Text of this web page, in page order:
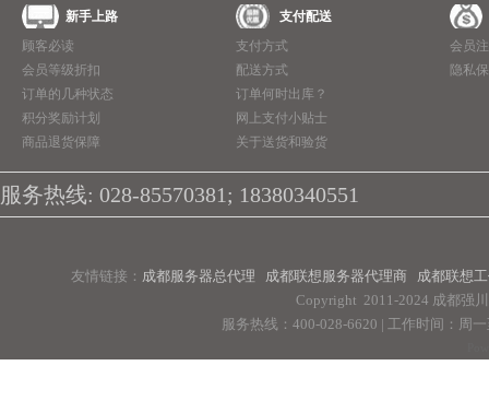
新手上路
顾客必读
会员等级折扣
订单的几种状态
积分奖励计划
商品退货保障
支付配送
支付方式
配送方式
订单何时出库？
网上支付小贴士
关于送货和验货
会员
隐私
服务热线: 028-85570381; 18380340551
友情链接： 成都服务器总代理 成都联想服务器代理商
成都联想
Copyright 2011-2024 成都强
服务热线：400-028-6620 | 工作时间：周